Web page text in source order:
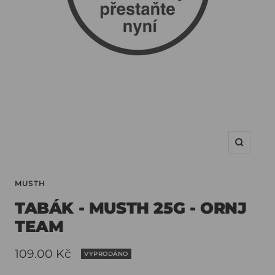
MUSTH
TABÁK - MUSTH 25G - ORNJ
TEAM
Slevová
109.00 Kč VYPRODÁNO